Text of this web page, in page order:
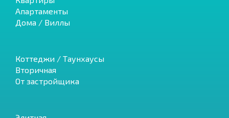
Апартаменты
Дома / Виллы
Коттеджи / Таунхаусы
Вторичная
От застройщика